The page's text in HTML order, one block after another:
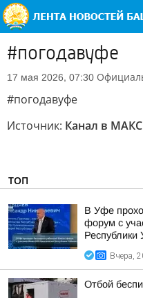
#погодавуфе
17 мая 2026, 07:30
#погодавуфе
Источник: Канал в
ТОП
В Уфе
форум с
Республики
Вчера,
Отбой